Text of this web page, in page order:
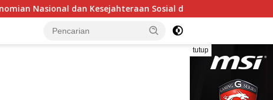
dalam Menata Bangsa Menuju Indonesia Emas 2045”,
tutup